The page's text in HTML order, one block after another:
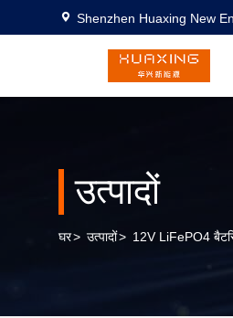
Shenzhen Huaxing New
उत्पादों
घर> उत्पादों> 12V LiFePO4